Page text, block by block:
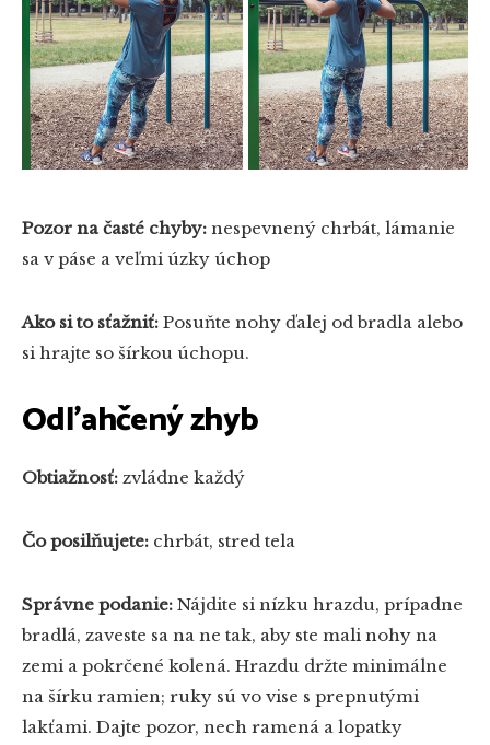
Pozor na časté chyby: nespevnený chrbát, lámanie
sa v páse a veľmi úzky úchop
Ako si to sťažniť: Posuňte nohy ďalej od bradla alebo
si hrajte so šírkou úchopu.
Odľahčený zhyb
Obtiažnosť: zvládne každý
Čo posilňujete: chrbát, stred tela
Správne podanie: Nájdite si nízku hrazdu, prípadne
bradlá, zaveste sa na ne tak, aby ste mali nohy na
zemi a pokrčené kolená. Hrazdu držte minimálne
na šírku ramien; ruky sú vo vise s prepnutými
lakťami. Dajte pozor, nech ramená a lopatky